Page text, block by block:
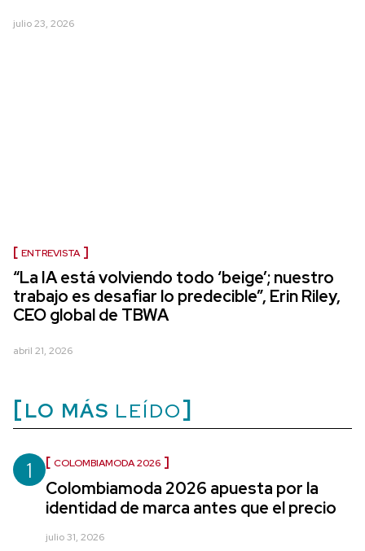
julio 23, 2026
ENTREVISTA
“La IA está volviendo todo ‘beige’; nuestro
trabajo es desafiar lo predecible”, Erin Riley,
CEO global de TBWA
abril 21, 2026
LO MÁS LEÍDO
1 COLOMBIAMODA 2026
Colombiamoda 2026 apuesta por la
identidad de marca antes que el precio
julio 31, 2026